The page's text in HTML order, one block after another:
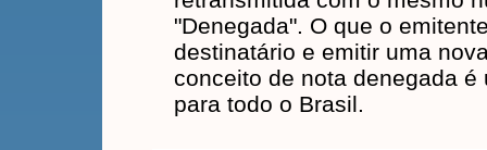
"Denegada". O que o
destinatário e emitir uma
conceito de nota denegada é
para todo o Brasil.